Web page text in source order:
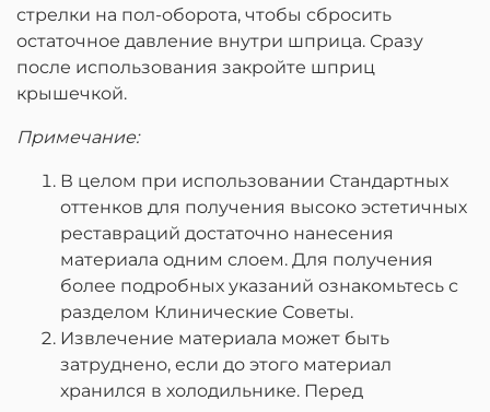
стрелки на пол-оборота, чтобы сбросить
остаточное давление внутри шприца. Сразу
после использования закройте шприц
крышечкой.
Примечание:
В целом при использовании Стандартных
оттенков для получения высоко эстетичных
реставраций достаточно нанесения
материала одним слоем. Для получения
более подробных указаний ознакомьтесь с
разделом Клинические Советы.
Извлечение материала может быть
затруднено, если до этого материал
хранился в холодильнике. Перед